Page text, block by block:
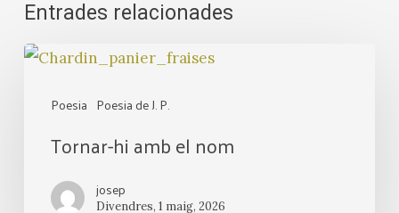
Entrades relacionades
Poesia Poesia de J. P.
Tornar-
amb
Tornar-hi amb el nom
josep
Divendres, 1 maig, 2026